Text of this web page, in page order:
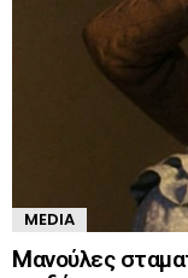
MEDIA
Mανούλες